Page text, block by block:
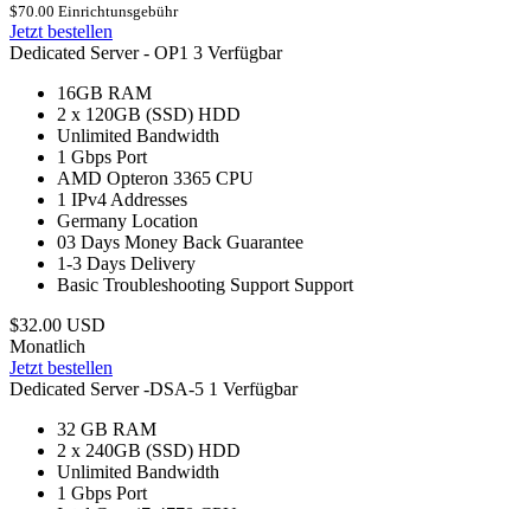
$70.00 Einrichtunsgebühr
Jetzt bestellen
Dedicated Server - OP1 3 Verfügbar
16GB RAM
2 x 120GB (SSD) HDD
Unlimited Bandwidth
1 Gbps Port
AMD Opteron 3365 CPU
1 IPv4 Addresses
Germany Location
03 Days Money Back Guarantee
1-3 Days Delivery
Basic Troubleshooting Support Support
$32.00 USD
Monatlich
Jetzt bestellen
Dedicated Server -DSA-5 1 Verfügbar
32 GB RAM
2 x 240GB (SSD) HDD
Unlimited Bandwidth
1 Gbps Port